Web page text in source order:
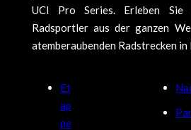
UCI Pro Series. Erleben Sie
Radsportler aus der ganzen
atemberaubenden Radstrecken in
Et
ap
pe